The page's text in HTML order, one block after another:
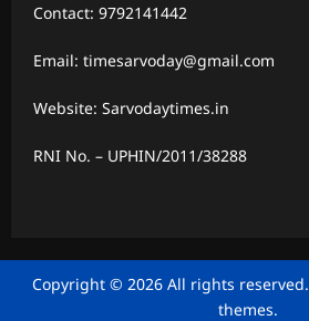
Contact: 9792141442
Email: timesarvoday@gmail.com
Website: Sarvodaytimes.in
RNI No. – UPHIN/2011/38288
Copyright © 2026 All rights reserved.
themes.